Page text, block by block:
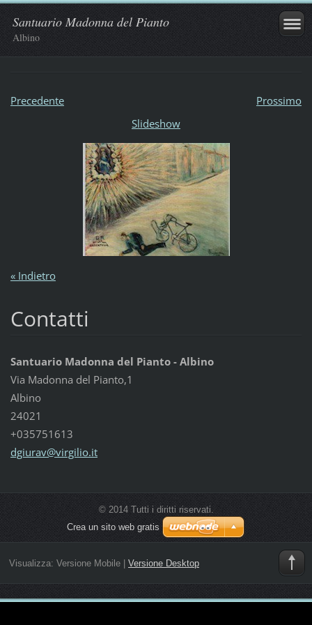
Santuario Madonna del Pianto
Albino
Precedente
Prossimo
Slideshow
« Indietro
Contatti
Santuario Madonna del Pianto - Albino
Via Madonna del Pianto,1
Albino
24021
+035751613
dgiurav@virgilio.it
© 2014 Tutti i diritti riservati.
Crea un sito web gratis
Visualizza: Versione Mobile| Versione Desktop